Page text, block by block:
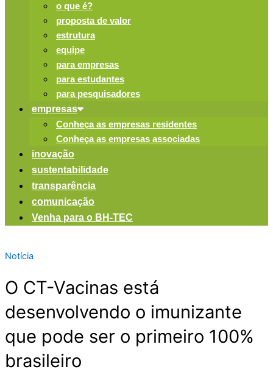
o que é?
proposta de valor
estrutura
equipe
para empresas
para estudantes
para pesquisadores
empresas
Conheça as empresas residentes
Conheça as empresas associadas
inovação
sustentabilidade
transparência
comunicação
Venha para o BH-TEC
Notícia
O CT-Vacinas está
desenvolvendo o imunizante
que pode ser o primeiro 100%
brasileiro